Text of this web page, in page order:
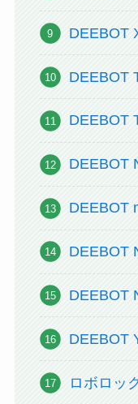
DEEBOT
DEEBOT
DEEBOT
DEEBOT
DEEBOT
DEEBOT
DEEBOT
DEEBOT
ロボロッ